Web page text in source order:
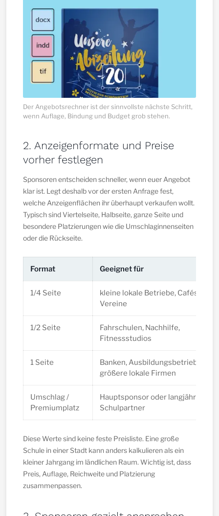
Der Angebotsrechner ist der sinnvollste nächste Schritt,
wenn Auflage, Bindung und Budget grob stehen.
2. Anzeigenformate und Preise
vorher festlegen
Sponsoren entscheiden schneller, wenn euer Angebot
klar ist. Legt deshalb vor der ersten Anfrage fest,
welche Anzeigenflächen ihr überhaupt verkaufen wollt.
Typisch sind Viertelseite, Halbseite, ganze Seite und
besondere Platzierungen wie die Umschlaginnenseiten
oder die Rückseite.
Format Geeignet für
1/4 Seite
kleine lokale Betriebe, Cafés,
Vereine
1/2 Seite
Fahrschulen, Nachhilfe,
Fitnessstudios
1 Seite
Banken, Ausbildungsbetriebe,
größere lokale Firmen
Umschlag /
Premiumplatz
Hauptsponsor oder langjähriger
Schulpartner
Diese Werte sind keine feste Preisliste. Eine große
Schule in einer Stadt kann anders kalkulieren als ein
kleiner Jahrgang im ländlichen Raum. Wichtig ist, dass
Preis, Auflage, Reichweite und Platzierung
zusammenpassen.